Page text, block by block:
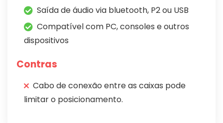
Saída de áudio via bluetooth, P2 ou USB
Compatível com PC, consoles e outros
dispositivos
Contras
Cabo de conexão entre as caixas pode
limitar o posicionamento.